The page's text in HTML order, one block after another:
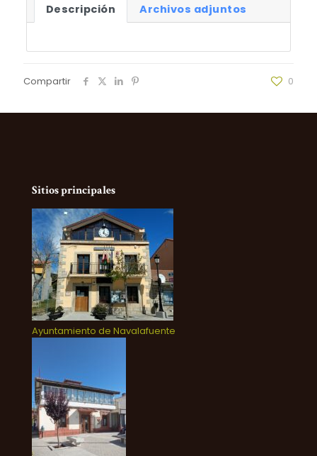
Descripción Archivos adjuntos
Compartir 0
Sitios principales
Ayuntamiento de Navalafuente